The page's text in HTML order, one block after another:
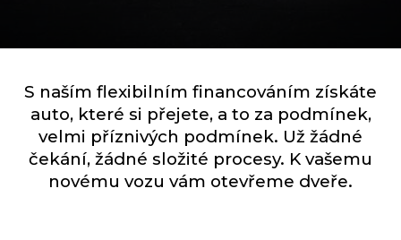
S naším flexibilním financováním získáte
auto, které si přejete, a to za podmínek,
velmi příznivých podmínek. Už žádné
čekání, žádné složité procesy. K vašemu
novému vozu vám otevřeme dveře.